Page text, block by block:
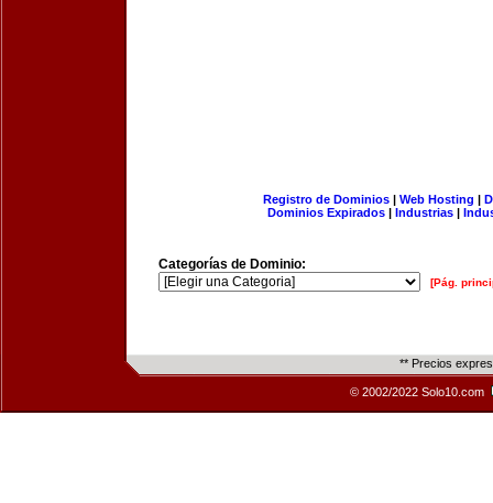
Registro de Dominios| Web Hosting |
Dominios Expirados | Industrias |
Categorías de Dominio:
[Pág.
** Precios
© 2002/2022 Solo10.com